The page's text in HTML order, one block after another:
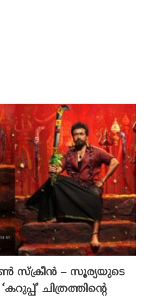
സ്‌ക്രീൻ – സൂര്യയുടെ
ചിത്രത്തിന്റെ